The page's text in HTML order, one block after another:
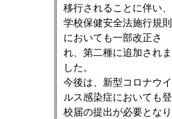
移行されることに伴い、
学校保健安全法施行規則
においても一部改正さ
れ、第二種に追加されま
した。
今後は、新型コロナウイ
ルス感染症においても登
校届の提出が必要となり